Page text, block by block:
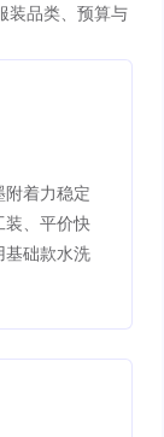
装品类、预算与
着力稳定
装、平价快
基础款水洗